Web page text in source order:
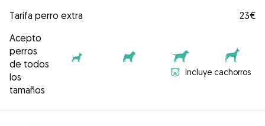
Tarifa perro extra
23€
Acepto
perros
de todos
los
tamaños
Incluye cachorros